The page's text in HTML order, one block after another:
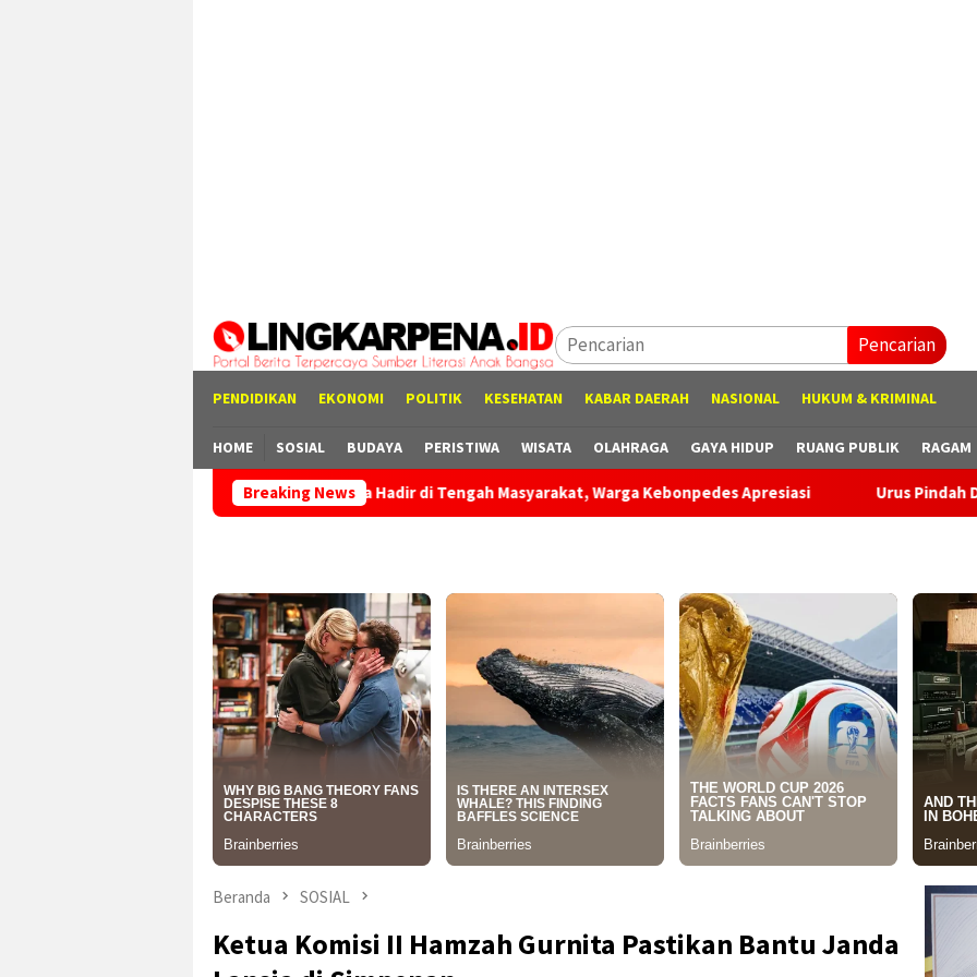
Pencarian
PENDIDIKAN EKONOMI POLITIK KESEHATAN KABAR DAERAH NASIONAL HUKUM & KRIMINAL
HOME SOSIAL BUDAYA PERISTIWA WISATA OLAHRAGA GAYA HIDUP RUANG PUBLIK RAGAM
Breaking News
Adminduk Jemput Bola Hadir di Tengah Masyarakat, Warga Kebonpedes Apresiasi Urus Pindah Domisili di Kabupaten
Beranda SOSIAL
Ketua Komisi II Hamzah Gurnita Pastikan Bantu Janda